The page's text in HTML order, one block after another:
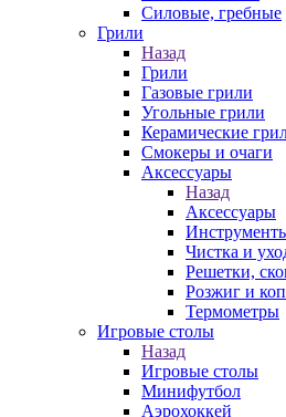
Силовые, гребные
Грили
Назад
Грили
Газовые грили
Угольные грили
Керамические
Смокеры и очаги
Аксессуары
Назад
Аксессуары
Чистка и
Решетки,
Розжиг и
Термометры
Игровые столы
Назад
Игровые столы
Минифутбол
Аэрохоккей